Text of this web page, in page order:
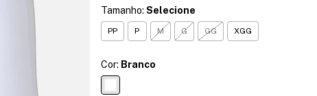
Tamanho: Selecione
PP P M G GG XGG
Cor: Branco